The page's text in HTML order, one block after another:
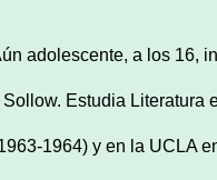
adolescente, a los 16,
Estudia Literatura
1964) y en la UCLA